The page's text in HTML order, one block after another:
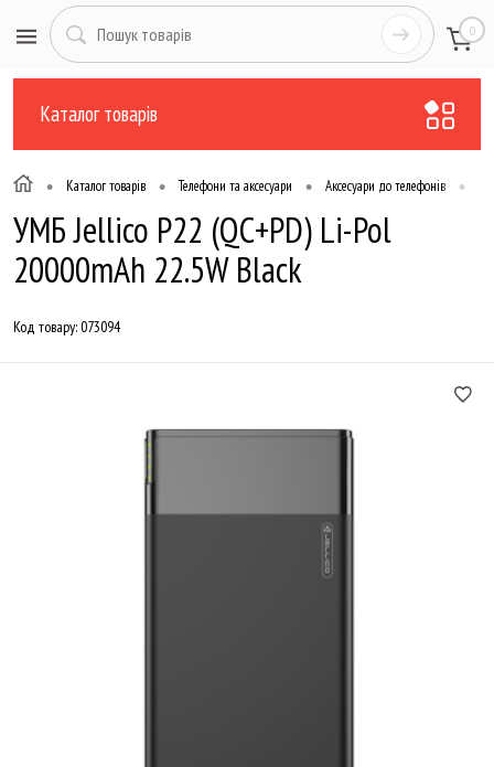
0
Каталог товарів
• Каталог товарів • Телефони та аксесуари • Аксесуари до телефонів •
УМБ Jellico P22 (QC+PD) Li-Pol
20000mAh 22.5W Black
Код товару:073094